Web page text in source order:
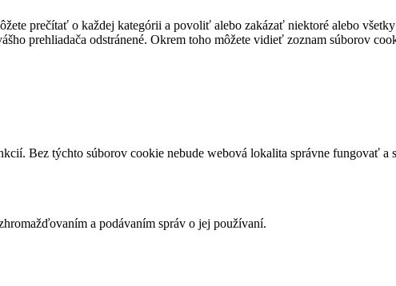
prečítať o každej kategórii a povoliť alebo zakázať niektoré alebo
prehliadača odstránené. Okrem toho môžete vidieť zoznam súborov
Bez týchto súborov cookie nebude webová lokalita správne fungovať a
a podávaním správ o jej používaní.